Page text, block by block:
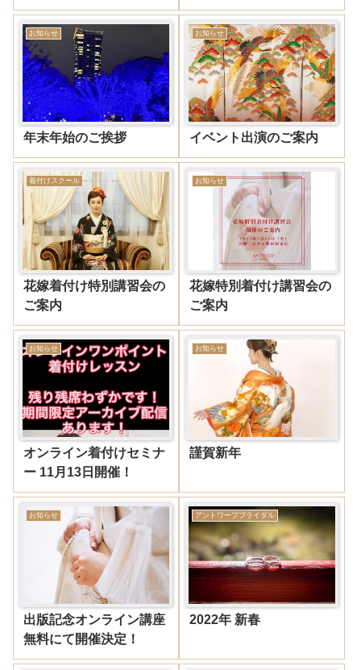
お知らせ
年末年始のご挨拶
お知らせ
イベント出演のご案内
着付けスクール
花嫁着付け特別講習会の
ご案内
お知らせ
花嫁特別着付け講習会の
ご案内
お知らせ
オンライン着付けセミナ
ー 11月13日開催！
お知らせ
謹賀新年
お知らせ
出版記念オンライン講座
無料にて開催決定！
アントワープブライダル
2022年 新春